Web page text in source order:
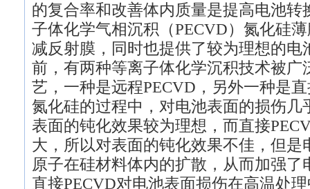
的复合率和改善体内质量是提高电池转
子体化学气相沉积（PECVD）氮化硅
减反射膜，同时也提供了较为理想的电
前，有两种等离子体化学沉积技术被广
艺，一种是远程PECVD，另外一种是
氮化硅的过程中，对电池表面的损伤几
表面的钝化效果较为理想，而直接
大，所以对表面的钝化效果不佳，但是
原子在硅材料体内的扩散，从而加强
直接PECVD对电池表面损伤在高温处